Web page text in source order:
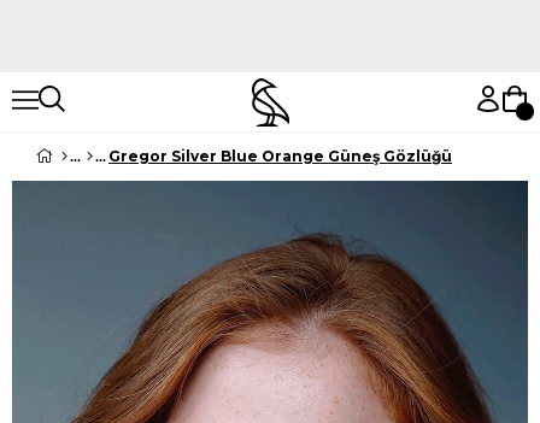
Gregor Silver Blue Orange Güneş Gözlüğü